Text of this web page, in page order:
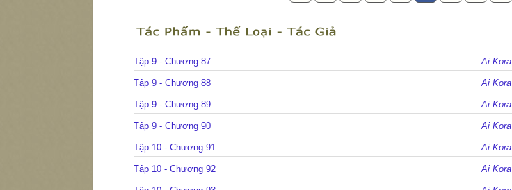
Tập 9 - Chương 87 Ai Kora
Tập 9 - Chương 88 Ai Kora
Tập 9 - Chương 89 Ai Kora
Tập 9 - Chương 90 Ai Kora
Tập 10 - Chương 91 Ai Kora
Tập 10 - Chương 92 Ai Kora